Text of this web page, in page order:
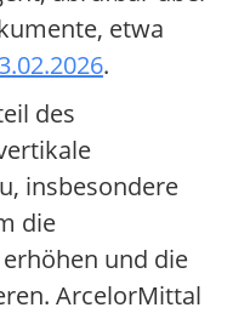
etwa
.
des
insbesondere
die
und die
ArcelorMittal